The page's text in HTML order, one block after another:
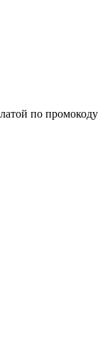
по промокоду